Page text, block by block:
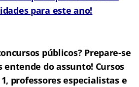
para este ano!
públicos? Prepare-se
entende do assunto! Cursos
professores especialistas e